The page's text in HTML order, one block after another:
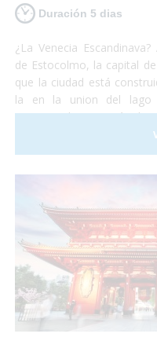
Duración 5 dias
¿La Venecia
de Estocolmo, la capital
que la ciudad está
la en la union del lago
comunicadas por más de
capital de Suecia sino que
de las capitales del
y, ¡Vete ya a conocer la
te defraudará! Y no
disfrutar!